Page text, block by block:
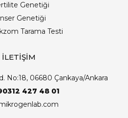
Genetiği
Genetiği
Tarama Testi
İLETİŞİM
No:18, 06680 Çankaya/Ankara
427 48 01